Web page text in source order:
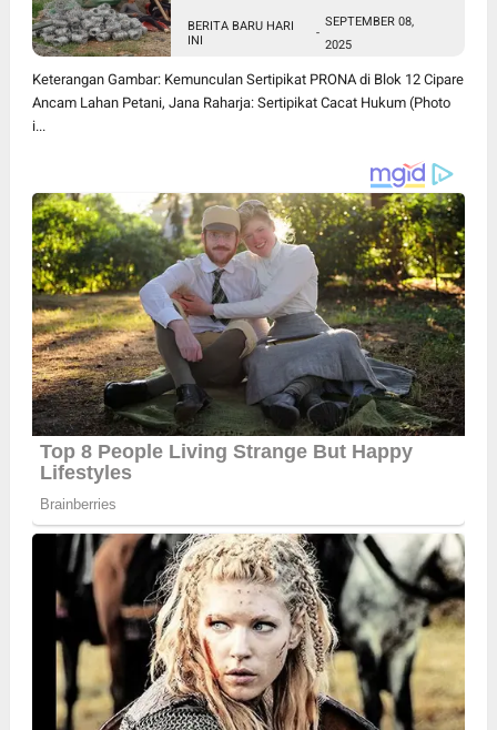
Cacat Hukum
BERITA BARU HARI
INI
-
SEPTEMBER 08,
2025
Keterangan Gambar: Kemunculan Sertipikat PRONA di Blok 12 Cipare
Ancam Lahan Petani, Jana Raharja: Sertipikat Cacat Hukum (Photo
i...